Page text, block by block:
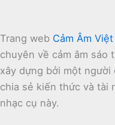
Trang web Cảm Âm Việt
chuyên về cảm âm sáo
xây dựng bởi một người
chia sẻ kiến thức và tài
nhạc cụ này.